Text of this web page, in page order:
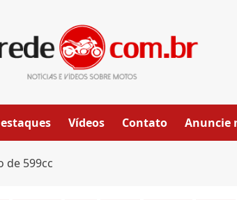
Vídeos Contato Anuncie
de 599cc